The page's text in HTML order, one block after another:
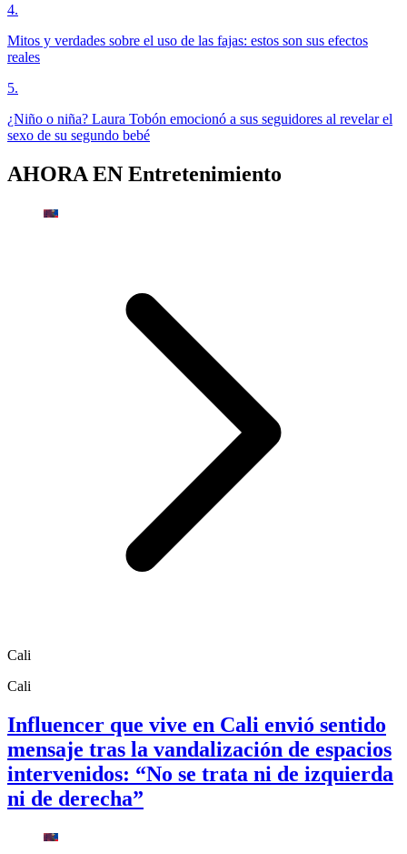
4.
Mitos y verdades sobre el uso de las fajas: estos son sus efectos
reales
5.
¿Niño o niña? Laura Tobón emocionó a sus seguidores al revelar el
sexo de su segundo bebé
AHORA EN Entretenimiento
Cali
Cali
Influencer que vive en Cali envió sentido
mensaje tras la vandalización de espacios
intervenidos: “No se trata ni de izquierda
ni de derecha”